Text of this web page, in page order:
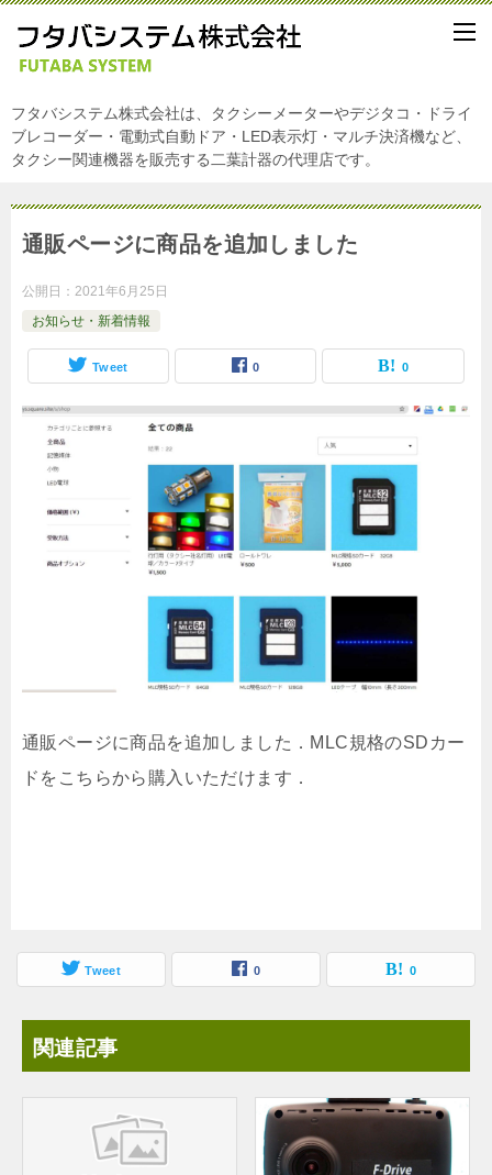
フタバシステム株式会社は、タクシーメーターやデジタコ・ドライ
ブレコーダー・電動式自動ドア・LED表示灯・マルチ決済機など、
タクシー関連機器を販売する二葉計器の代理店です。
通販ページに商品を追加しました
公開日： 2021年6月25日
お知らせ・新着情報
Tweet 0 0
通販ページに商品を追加しました．MLC規格のSDカー
ドをこちらから購入いただけます．
Tweet 0 0
関連記事